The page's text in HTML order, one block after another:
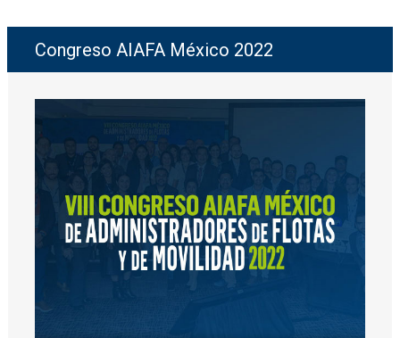
Congreso AIAFA México 2022